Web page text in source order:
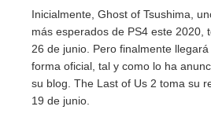
Inicialmente, Ghost of Tsushima,
más esperados de PS4 este 2020,
26 de junio. Pero finalmente
forma oficial, tal y como lo ha
su blog. The Last of Us 2 toma su
19 de junio.